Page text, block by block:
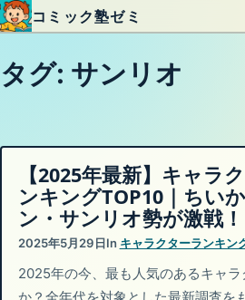
内容をスキップ
コミック塾ゼミ
タグ: サンリオ
【2025年最新】キャラ
ンキングTOP10｜ちい
ン・サンリオ勢が激戦！
2025年5月29日In キャラクターランキン
2025年の今、最も人気のあるキャ